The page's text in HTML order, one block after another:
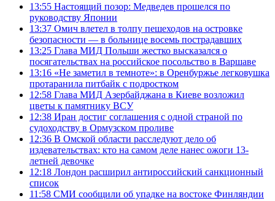
13:55 Настоящий позор: Медведев прошелся по
руководству Японии
13:37 Омич влетел в толпу пешеходов на островке
безопасности — в больнице восемь пострадавших
13:25 Глава МИД Польши жестко высказался о
посягательствах на российское посольство в Варшаве
13:16 «Не заметил в темноте»: в Оренбуржье легковушка
протаранила питбайк с подростком
12:58 Глава МИД Азербайджана в Киеве возложил
цветы к памятнику ВСУ
12:38 Иран достиг соглашения с одной страной по
судоходству в Ормузском проливе
12:36 В Омской области расследуют дело об
издевательствах: кто на самом деле нанес ожоги 13-
летней девочке
12:18 Лондон расширил антироссийский санкционный
список
11:58 СМИ сообщили об упадке на востоке Финляндии